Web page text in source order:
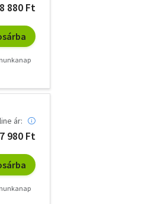
8 880 Ft
ár:
7 980 Ft